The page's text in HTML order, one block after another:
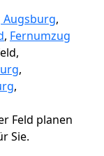
,
, Fernumzug
,
,
Feld planen
Sie.